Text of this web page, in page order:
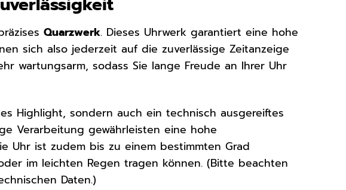
Quarzwerk. Dieses Uhrwerk garantiert eine hohe
sich also jederzeit auf die zuverlässige Zeitanzeige
wartungsarm, sodass Sie lange Freude an Ihrer Uhr
Highlight, sondern auch ein technisch ausgereiftes
Verarbeitung gewährleisten eine hohe
Uhr ist zudem bis zu einem bestimmten Grad
im leichten Regen tragen können. (Bitte beachten
Daten.)